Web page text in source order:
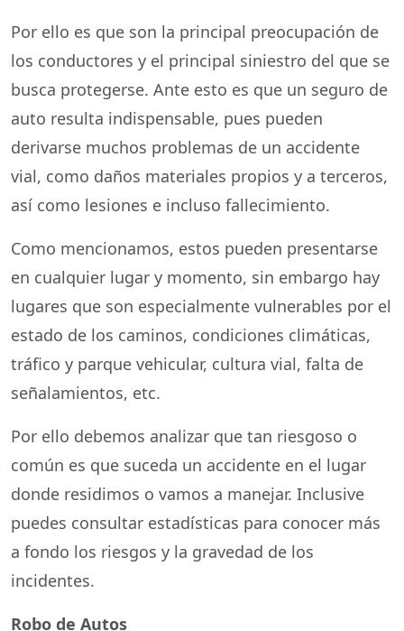
Por ello es que son la principal preocupación de
los conductores y el principal siniestro del que se
busca protegerse. Ante esto es que un seguro de
auto resulta indispensable, pues pueden
derivarse muchos problemas de un accidente
vial, como daños materiales propios y a terceros,
así como lesiones e incluso fallecimiento.
Como mencionamos, estos pueden presentarse
en cualquier lugar y momento, sin embargo hay
lugares que son especialmente vulnerables por el
estado de los caminos, condiciones climáticas,
tráfico y parque vehicular, cultura vial, falta de
señalamientos, etc.
Por ello debemos analizar que tan riesgoso o
común es que suceda un accidente en el lugar
donde residimos o vamos a manejar. Inclusive
puedes consultar estadísticas para conocer más
a fondo los riesgos y la gravedad de los
incidentes.
Robo de Autos